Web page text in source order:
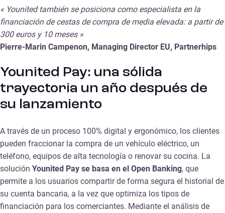
« Younited también se posiciona como especialista en la
financiación de cestas de compra de media elevada: a partir de
300 euros y 10 meses »
Pierre-Marin Campenon, Managing Director EU, Partnerhips
Younited Pay: una sólida
trayectoria un año después de
su lanzamiento
A través de un proceso 100% digital y ergonómico, los clientes
pueden fraccionar la compra de un vehículo eléctrico, un
teléfono, equipos de alta tecnología o renovar su cocina. La
solución Younited Pay se basa en el Open Banking, que
permite a los usuarios compartir de forma segura el historial de
su cuenta bancaria, a la vez que optimiza los tipos de
financiación para los comerciantes. Mediante el análisis de